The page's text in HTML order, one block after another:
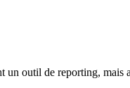
un outil de reporting, mais